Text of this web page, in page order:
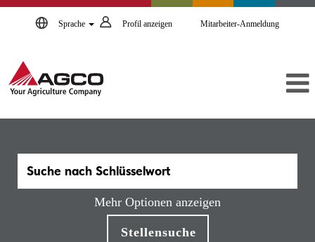
Sprache Profil anzeigen Mitarbeiter-Anmeldung
Mehr Optionen anzeigen